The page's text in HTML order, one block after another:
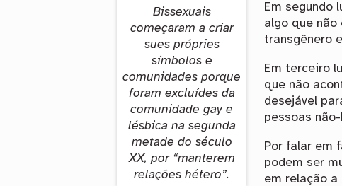
Bissexuais
começaram a criar
sues própries
símbolos e
comunidades porque
foram excluídes da
comunidade gay e
lésbica na segunda
metade do século
XX, por “manterem
relações hétero”.
Em segundo
algo que
transgênero
Em terceiro
que não
desejável
pessoas
Por falar em
podem ser
em relação